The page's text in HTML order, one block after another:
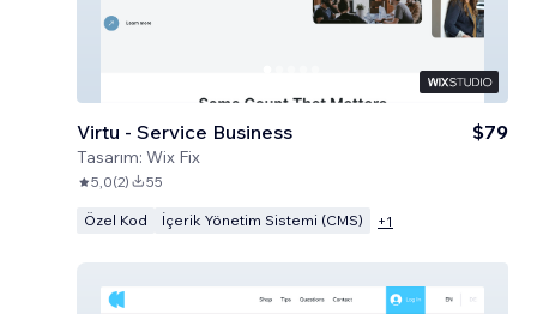
Virtu - Service Business
Tasarım: Wix Fix
$79
5,0(2) 55
Özel Kod İçerik Yönetim Sistemi (CMS) +1